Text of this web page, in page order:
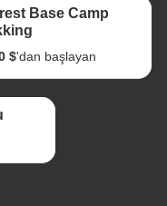
Base Camp
$'dan başlayan